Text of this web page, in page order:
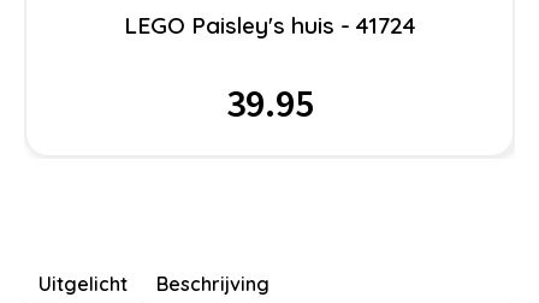
LEGO Paisley's huis - 41724
39.95
Uitgelicht Beschrijving